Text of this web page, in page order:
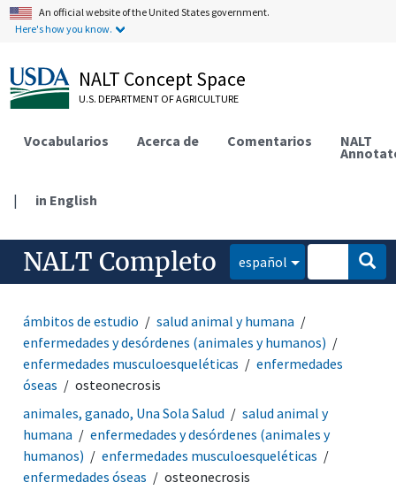
An official website of the United States government.
Here's how you know.
NALT Concept Space
U.S. DEPARTMENT OF AGRICULTURE
Vocabularios Acerca de Comentarios NALT
| in English
NALT Completo español
ámbitos de estudio
salud animal y humana
enfermedades y desórdenes (animales y humanos)
enfermedades musculoesqueléticas
enfermedades
óseas
osteonecrosis
animales, ganado, Una Sola Salud
salud animal y
humana
enfermedades y desórdenes (animales y
humanos)
enfermedades musculoesqueléticas
enfermedades óseas
osteonecrosis